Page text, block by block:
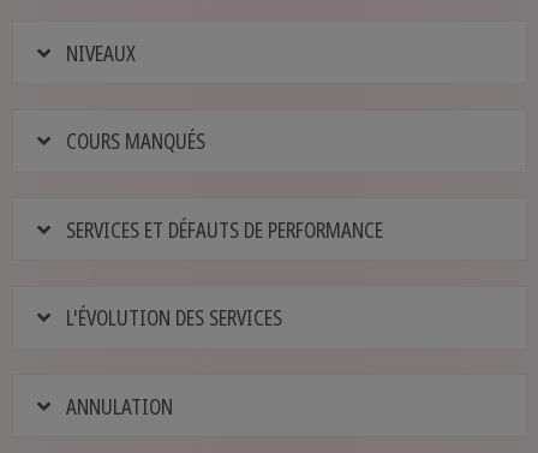
NIVEAUX
COURS MANQUÉS
SERVICES ET DÉFAUTS DE PERFORMANCE
L'ÉVOLUTION DES SERVICES
ANNULATION